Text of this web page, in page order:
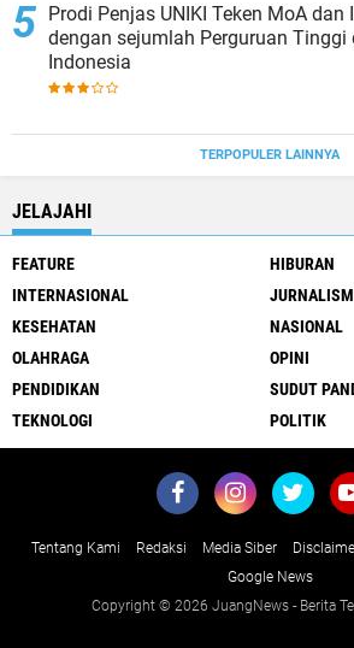
Prodi Penjas UNIKI Teken MoA dan
dengan sejumlah Perguruan Tinggi
Indonesia
TERPOPULER LAINNYA
JELAJAHI
FEATURE
HIBURAN
INTERNASIONAL
KESEHATAN
NASIONAL
OLAHRAGA
OPINI
PENDIDIKAN
SUDUT
TEKNOLOGI
POLITIK
Tentang Kami Redaksi Media Siber
Google News
Copyright © 2026 JuangNews - Berita